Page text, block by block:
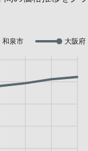
和泉市 大阪府